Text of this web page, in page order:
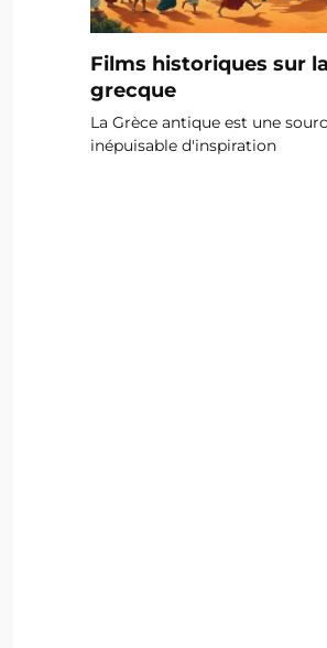
Films historiques sur
grecque
La Grèce antique est une
inépuisable d'inspiration